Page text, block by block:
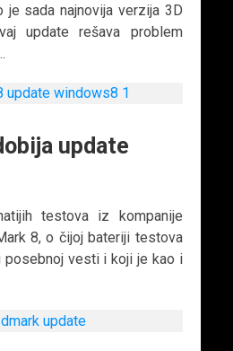
je sada najnovija verzija 3D
update rešava problem
update
testova iz kompanije
8, o čijoj bateriji testova
posebnoj vesti i koji je kao i